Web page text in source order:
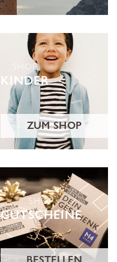
SHOP
KINDER
ZUM SHOP
SHOP
GUTSCHEINE
BESTELLEN